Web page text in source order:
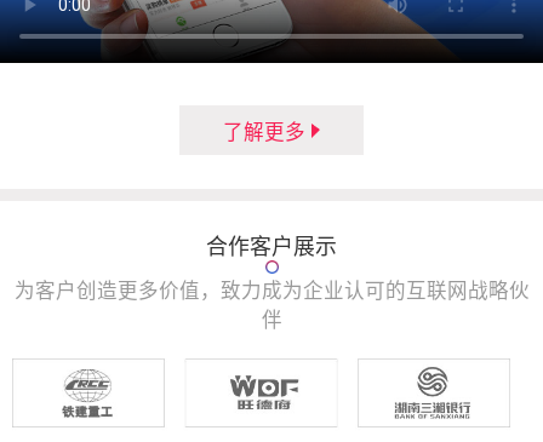
了解更多
合作客户展示
为客户创造更多价值，致力成为企业认可的互联网战略伙
伴